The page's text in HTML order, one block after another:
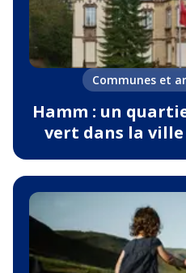
Communes et
Hamm : un
vert dans la